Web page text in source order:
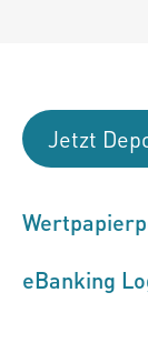
Jetzt
eBanking